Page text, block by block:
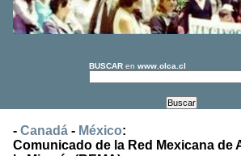
BUSCAR en www.olca.cl
- Canadá - México:
Comunicado de la Red Mexicana de